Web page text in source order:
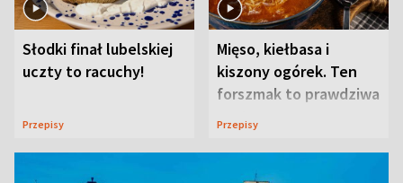
Słodki finał lubelskiej
uczty to racuchy!
Przepisy
Mięso, kiełbasa i
kiszony ogórek. Ten
forszmak to prawdziwa
uczta
Przepisy